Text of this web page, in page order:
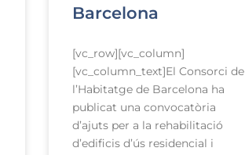
Barcelona
[vc_row][vc_column]
[vc_column_text]El Consorci de
l’Habitatge de Barcelona ha
publicat una convocatòria
d’ajuts per a la rehabilitació
d’edificis d’ús residencial i